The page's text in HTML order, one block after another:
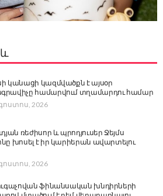
կանացի կազմվածքն է այսօր
համարվում տղամարդու համար
2026
ռեժիսոր և պրոդյուսեր Ջեյմս
խոսել է իր կարիերան ավարտելու
2026
ֆինանսական խնդիրների